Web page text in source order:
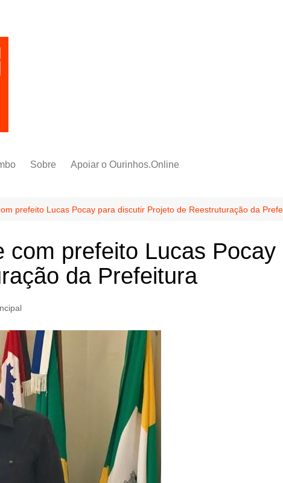
Sobre Apoiar o Ourinhos.Online
prefeito Lucas Pocay para discutir Projeto de Reestruturação da
com prefeito Lucas
da Prefeitura